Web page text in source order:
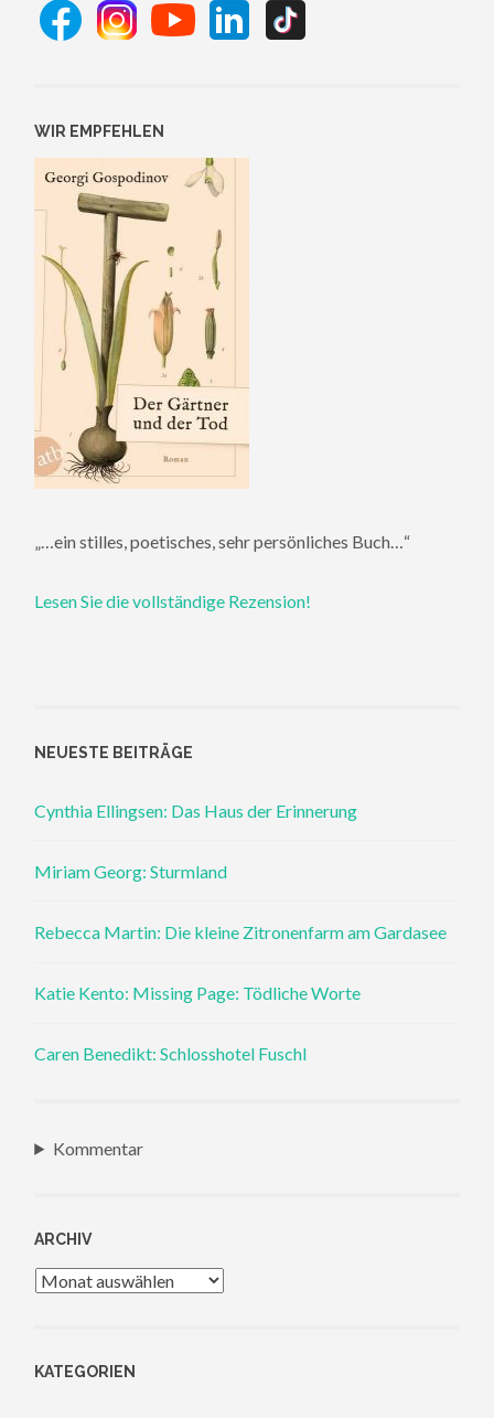
WIR EMPFEHLEN
„…ein stilles, poetisches, sehr persönliches Buch…“
Lesen Sie die vollständige Rezension!
NEUESTE BEITRÄGE
Cynthia Ellingsen: Das Haus der Erinnerung
Miriam Georg: Sturmland
Rebecca Martin: Die kleine Zitronenfarm am Gardasee
Katie Kento: Missing Page: Tödliche Worte
Caren Benedikt: Schlosshotel Fuschl
Kommentar
ARCHIV
Archiv
KATEGORIEN